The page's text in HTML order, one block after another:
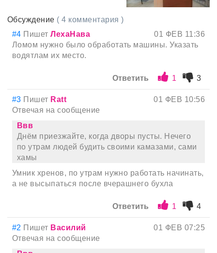
Обсуждение ( 4 комментария )
#4 ПишетЛехаНава
01 ФЕВ 11:36
Ломом нужно было обработать машины. Указать
водятлам их место.
Ответить 1 3
#3 Пишет Ratt
01 ФЕВ 10:56
Отвечая на сообщение
Ввв
Днём приезжайте, когда дворы пусты. Нечего
по утрам людей будить своими камазами, сами
хамы
Умник хренов, по утрам нужно работать начинать,
а не высыпаться после вчерашнего бухла
Ответить 1 4
#2 Пишет Василий
01 ФЕВ 07:25
Отвечая на сообщение